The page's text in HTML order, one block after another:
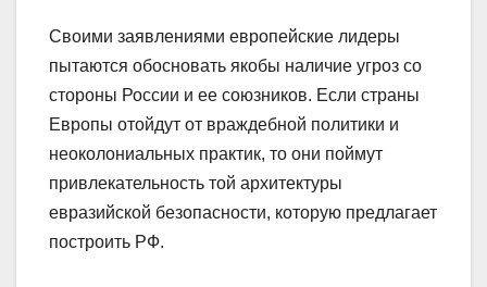
Своими заявлениями европейские лидеры
пытаются обосновать якобы наличие угроз со
стороны России и ее союзников. Если страны
Европы отойдут от враждебной политики и
неоколониальных практик, то они поймут
привлекательность той архитектуры
евразийской безопасности, которую предлагает
построить РФ.